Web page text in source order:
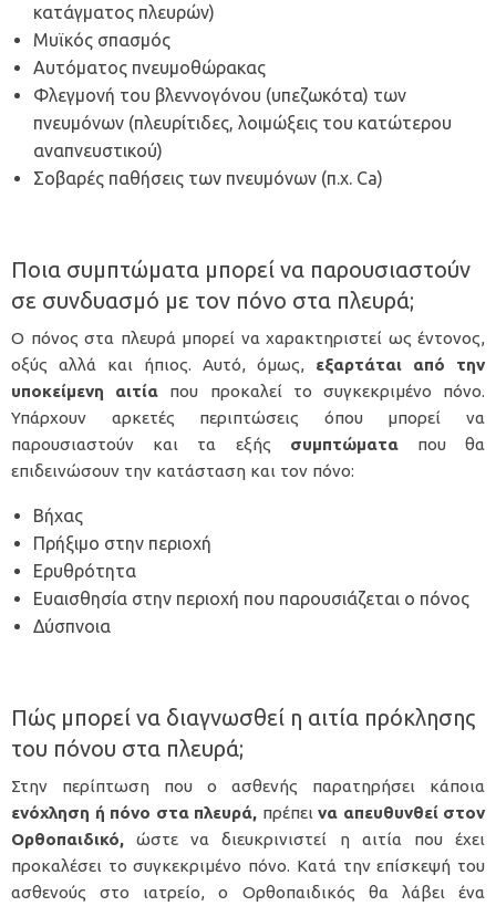
κατάγματος πλευρών)
Μυϊκός σπασμός
Αυτόματος πνευμοθώρακας
Φλεγμονή του βλεννογόνου (υπεζωκότα) των
πνευμόνων (πλευρίτιδες, λοιμώξεις του κατώτερου
αναπνευστικού)
Σοβαρές παθήσεις των πνευμόνων (π.χ. Ca)
Ποια συμπτώματα μπορεί να παρουσιαστούν
σε συνδυασμό με τον πόνο στα πλευρά;
Ο πόνος στα πλευρά μπορεί να χαρακτηριστεί ως έντονος,
οξύς αλλά και ήπιος. Αυτό, όμως, εξαρτάται από την
υποκείμενη αιτία που προκαλεί το συγκεκριμένο πόνο.
Υπάρχουν αρκετές περιπτώσεις όπου μπορεί να
παρουσιαστούν και τα εξής συμπτώματαπου θα
επιδεινώσουν την κατάσταση και τον πόνο:
Βήχας
Πρήξιμο στην περιοχή
Ερυθρότητα
Ευαισθησία στην περιοχή που παρουσιάζεται ο πόνος
Δύσπνοια
Πώς μπορεί να διαγνωσθεί η αιτία πρόκλησης
του πόνου στα πλευρά;
Στην περίπτωση που ο ασθενής παρατηρήσει κάποια
ενόχληση ή πόνο στα πλευρά, πρέπει να απευθυνθεί στον
Ορθοπαιδικό, ώστε να διευκρινιστεί η αιτία που έχει
προκαλέσει το συγκεκριμένο πόνο. Κατά την επίσκεψή του
ασθενούς στο ιατρείο, ο Ορθοπαιδικός θα λάβει ένα